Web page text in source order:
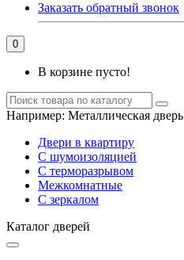
Заказать обратный звонок
0
В корзине пусто!
Например: Металлическая дверь
Двери в квартиру
С шумоизоляцией
С терморазрывом
Межкомнатные
С зеркалом
Каталог дверей